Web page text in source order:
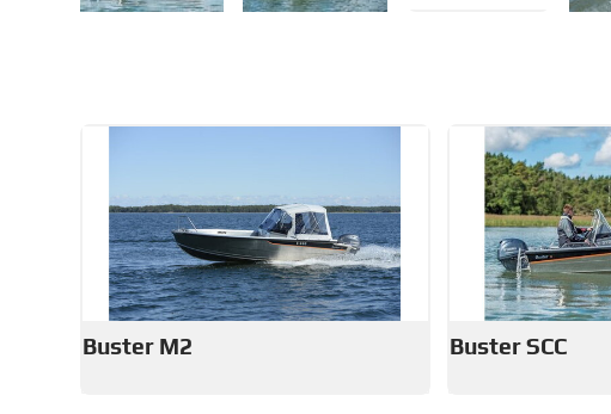
Buster M2 Buster SCC